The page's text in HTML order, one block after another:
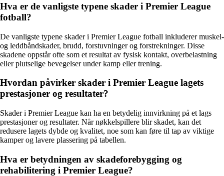
Hva er de vanligste typene skader i Premier League
fotball?
De vanligste typene skader i Premier League fotball inkluderer muskel-
og leddbåndskader, brudd, forstuvninger og forstrekninger. Disse
skadene oppstår ofte som et resultat av fysisk kontakt, overbelastning
eller plutselige bevegelser under kamp eller trening.
Hvordan påvirker skader i Premier League lagets
prestasjoner og resultater?
Skader i Premier League kan ha en betydelig innvirkning på et lags
prestasjoner og resultater. Når nøkkelspillere blir skadet, kan det
redusere lagets dybde og kvalitet, noe som kan føre til tap av viktige
kamper og lavere plassering på tabellen.
Hva er betydningen av skadeforebygging og
rehabilitering i Premier League?